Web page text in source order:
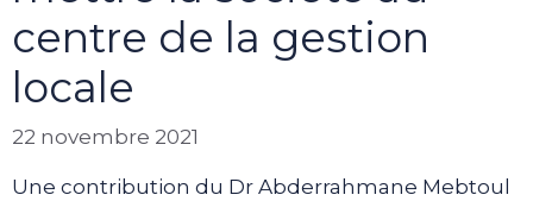
centre de la gestion
locale
22 novembre 2021
Une contribution du Dr Abderrahmane Mebtoul